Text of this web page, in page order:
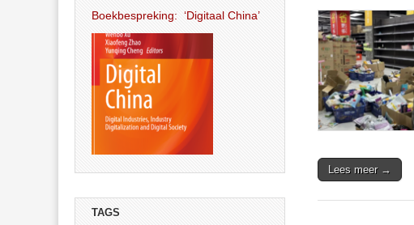
Lees meer →
Boekbespreking: ‘Digitaal China’
TAGS